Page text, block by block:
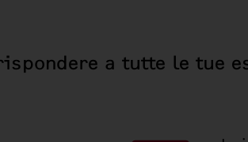
a tutte le tue